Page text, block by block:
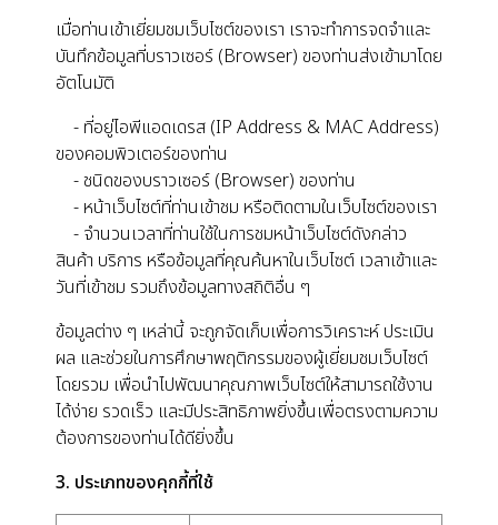
เมื่อท่านเข้าเยี่ยมชมเว็บไซต์ของเรา เราจะทำการจดจำและ
บันทึกข้อมูลที่บราวเซอร์ (Browser) ของท่านส่งเข้ามาโดย
อัตโนมัติ
- ที่อยู่ไอพีแอดเดรส (IP Address & MAC Address)
ของคอมพิวเตอร์ของท่าน
- ชนิดของบราวเซอร์ (Browser) ของท่าน
- หน้าเว็บไซต์ที่ท่านเข้าชม หรือติดตามในเว็บไซต์ของเรา
- จำนวนเวลาที่ท่านใช้ในการชมหน้าเว็บไซต์ดังกล่าว
สินค้า บริการ หรือข้อมูลที่คุณค้นหาในเว็บไซต์ เวลาเข้าและ
วันที่เข้าชม รวมถึงข้อมูลทางสถิติอื่น ๆ
ข้อมูลต่าง ๆ เหล่านี้ จะถูกจัดเก็บเพื่อการวิเคราะห์ ประเมิน
ผล และช่วยในการศึกษาพฤติกรรมของผู้เยี่ยมชมเว็บไซต์
โดยรวม เพื่อนำไปพัฒนาคุณภาพเว็บไซต์ให้สามารถใช้งาน
ได้ง่าย รวดเร็ว และมีประสิทธิภาพยิ่งขึ้นเพื่อตรงตามความ
ต้องการของท่านได้ดียิ่งขึ้น
3. ประเภทของคุกกี้ที่ใช้